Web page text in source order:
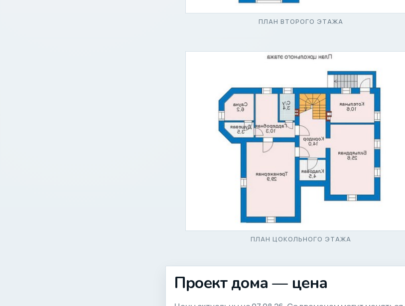
ПЛАН ВТОРОГО ЭТАЖА
ПЛАН ЦОКОЛЬНОГО ЭТАЖА
Проект дома — цена